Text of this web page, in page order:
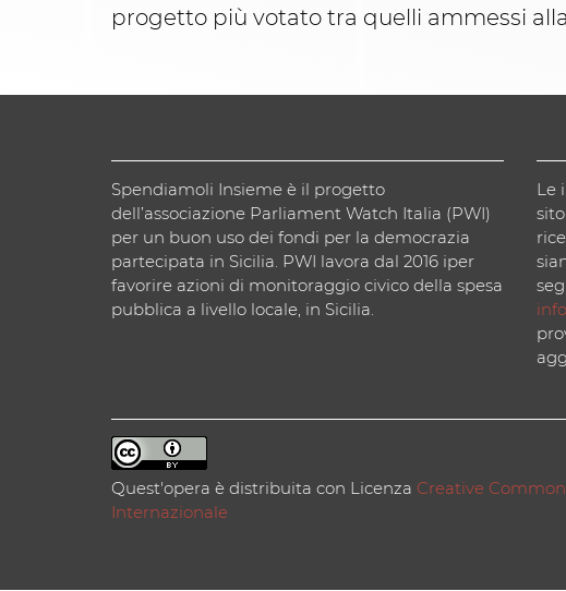
progetto più votato tra quelli ammessi
Spendiamoli Insieme è il progetto
dell’associazione Parliament Watch Italia (PWI)
per un buon uso dei fondi per la democrazia
partecipata in Sicilia. PWI lavora dal 2016 iper
favorire azioni di monitoraggio civico della spesa
pubblica a livello locale, in Sicilia.
Le
Quest'opera è distribuita con Licenza Creative
Internazionale